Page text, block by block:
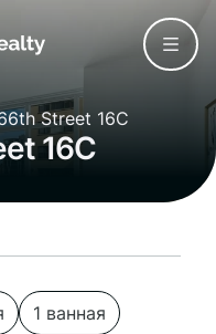
Street 16C
16C
1 ванная